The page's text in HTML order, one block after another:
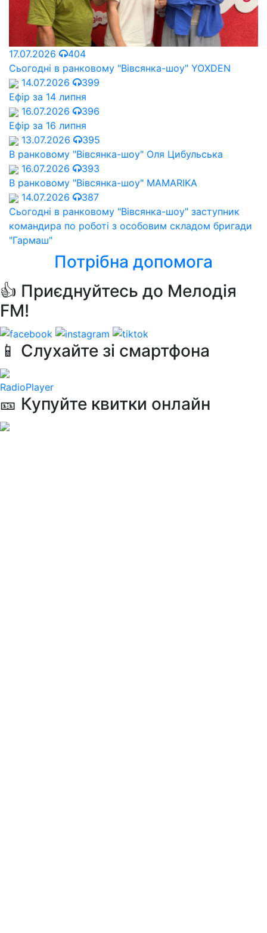
17.07.2026
404
Сьогодні в ранковому "Вівсянка-шоу" YOXDEN
14.07.2026
399
Ефір за 14 липня
16.07.2026
396
Ефір за 16 липня
13.07.2026
395
В ранковому "Вівсянка-шоу" Оля Цибульська
16.07.2026
393
В ранковому "Вівсянка-шоу" MAMARIKA
14.07.2026
387
Сьогодні в ранковому "Вівсянка-шоу" заступник
командира по роботі з особовим складом бригади
"Гармаш"
Потрібна допомога
👍 Приєднуйтесь до Мелодія
FM!
📱 Слухайте зі смартфона
RadioPlayer
🎫 Купуйте квитки онлайн